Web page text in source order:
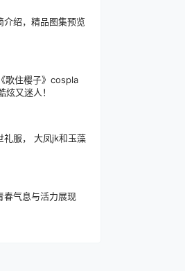
介绍，精品图集预览
歌住樱子》cospla
又迷人！
礼服， 大凤jk和玉藻
春气息与活力展现